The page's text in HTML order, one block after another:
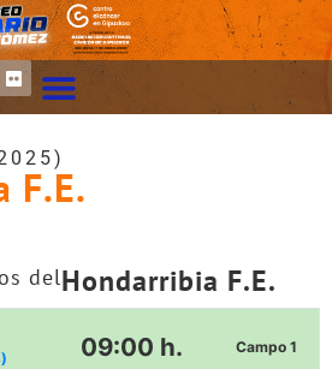
F.E.
delHondarribia F.E.
09:00 h. Campo 1